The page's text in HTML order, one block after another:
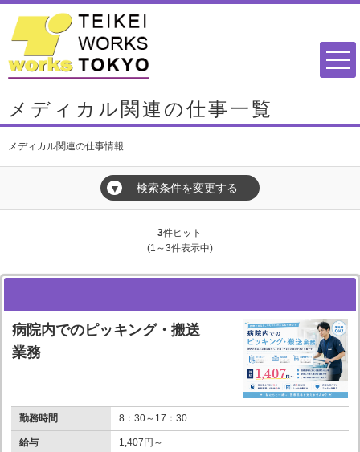
メディカル関連の仕事一覧
メディカル関連の仕事情報
▼ 検索条件を変更する
3件ヒット
(1～3件表示中)
病院内でのピッキング・搬送
業務
勤務時間 8：30～17：30
給与 1,407円～